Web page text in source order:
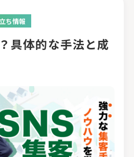
ち情報
具体的な手法と成